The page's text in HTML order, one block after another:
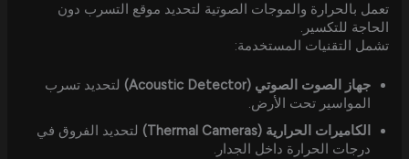
تعمل بالحرارة والموجات الصوتية لتحديد موقع التسرب دون
الحاجة للتكسير.
تشمل التقنيات المستخدمة:
جهاز الصوت الصوتي (Acoustic Detector)
لتحديد تسرب
المواسير تحت الأرض.
الكاميرات الحرارية (Thermal Cameras)
لتحديد الفروق في
درجات الحرارة داخل الجدار.